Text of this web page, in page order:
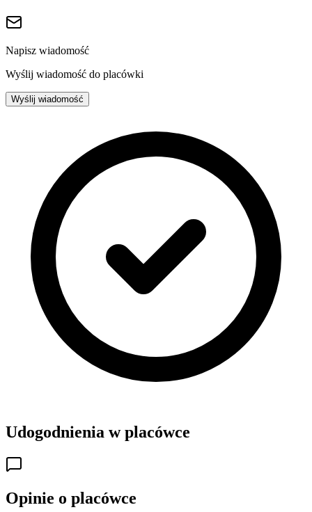
Napisz wiadomość
Wyślij wiadomość do placówki
Wyślij wiadomość
Udogodnienia w placówce
Opinie o placówce